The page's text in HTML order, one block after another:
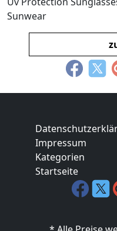
Sunwear
Impressum
Kategorien
Startseite